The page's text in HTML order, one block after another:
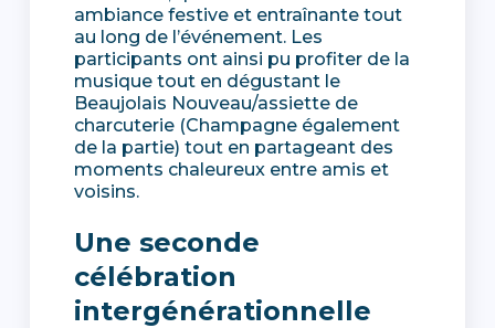
ambiance festive et entraînante tout
au long de l’événement. Les
participants ont ainsi pu profiter de la
musique tout en dégustant le
Beaujolais Nouveau/assiette de
charcuterie (Champagne également
de la partie) tout en partageant des
moments chaleureux entre amis et
voisins.
Une seconde
célébration
intergénérationnelle